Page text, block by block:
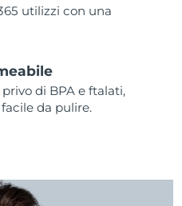
utilizzi con una
di BPA e ftalati,
da pulire.